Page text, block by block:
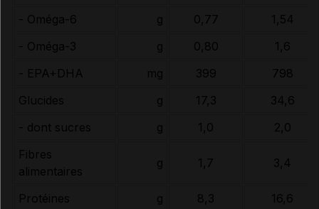
- Oméga-6 g 0,77
1,54
- Oméga-3
g 0,80
1,6
- EPA+DHA
mg 399
798
Glucides
g 17,3
34,6
- dont sucres
g 1,0
2,0
Fibres
alimentaires
g 1,7 3,4
Protéines g 8,3 16,6